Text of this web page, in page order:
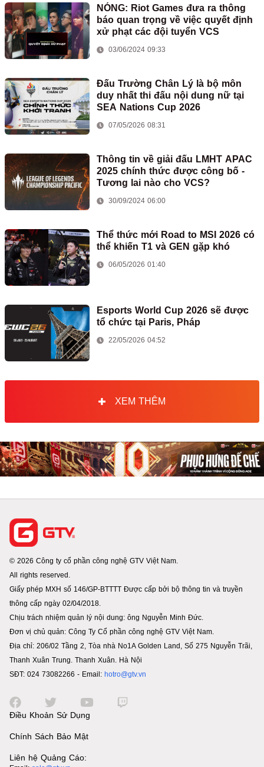
NÓNG: Riot Games đưa ra thông
báo quan trọng về việc quyết định
xử phạt các đội tuyển VCS
03/06/2024 09:33
Đấu Trường Chân Lý là bộ môn
duy nhất thi đấu nội dung nữ tại
SEA Nations Cup 2026
07/05/2026 08:31
Thông tin về giải đấu LMHT APAC
2025 chính thức được công bố -
Tương lai nào cho VCS?
30/09/2024 06:00
Thể thức mới Road to MSI 2026 có
thể khiến T1 và GEN gặp khó
06/05/2026 01:40
Esports World Cup 2026 sẽ được
tổ chức tại Paris, Pháp
22/05/2026 04:52
XEM THÊM
© 2026 Công ty cổ phần công nghệ GTV Việt Nam.
All rights reserved.
Giấy phép MXH số 146/GP-BTTTT Được cấp bởi bộ thông tin và truyền
thông cấp ngày 02/04/2018.
Chịu trách nhiệm quản lý nội dung: ông Nguyễn Minh Đức.
Đơn vị chủ quản: Công Ty Cổ phần công nghệ GTV Việt Nam.
Địa chỉ: 206/02 Tầng 2, Tòa nhà No1A Golden Land, Số 275 Nguyễn Trãi,
Thanh Xuân Trung. Thanh Xuân. Hà Nội
SĐT: 024 73082266 - Email: hotro@gtv.vn
Điều Khoản Sử Dụng
Chính Sách Bảo Mật
Liên hệ Quảng Cáo: